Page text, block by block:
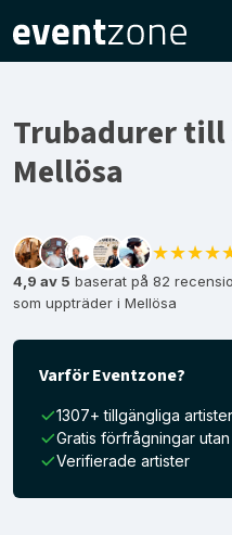
Trubadurer till
Mellösa
4,9 av 5 baserat på 82
som uppträder i Mellösa
Varför Eventzone?
1307+ tillgängliga artister
Gratis förfrågningar
Verifierade artister